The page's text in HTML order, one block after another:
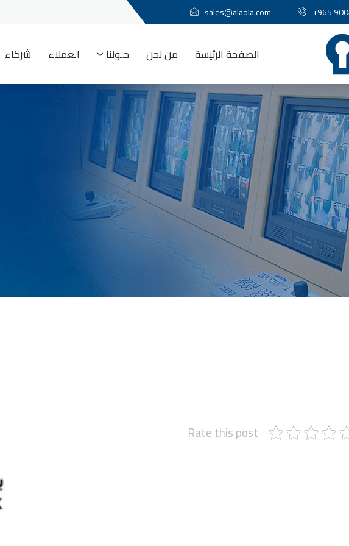
sales@alaola.com +965
الصفحة الرئيسة من نحن حلولنا العملاء شركاء
Rate this post